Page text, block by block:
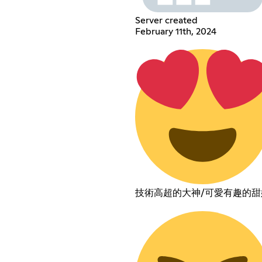
Server created
February 11th, 2024
技術高超的大神/可愛有趣的甜